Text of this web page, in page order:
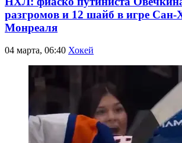
разгромов и 12 шайб в игре Сан-
Монреаля
04 марта, 06:40 Хокей